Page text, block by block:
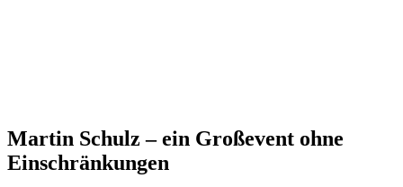
Martin Schulz – ein Großevent ohne
Einschränkungen